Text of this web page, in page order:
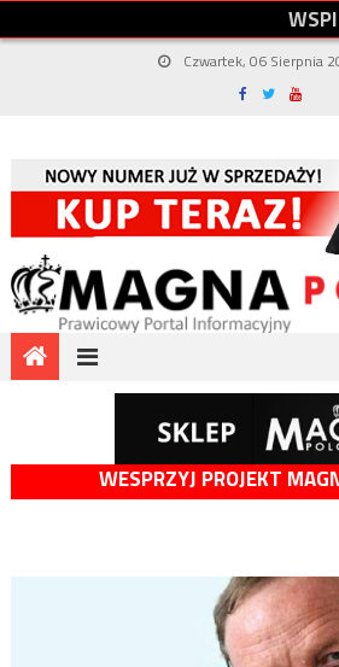
WSPI
Czwartek, 06 Sierpnia
WESPRZYJ PROJEKT